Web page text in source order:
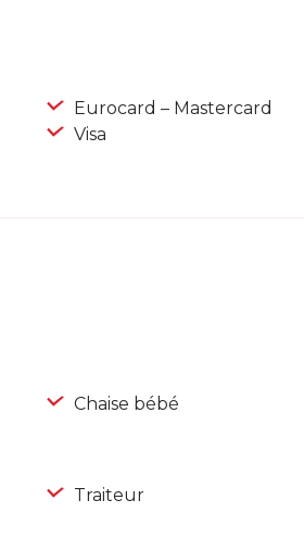
Eurocard – Mastercard
Visa
Chaise bébé
Traiteur